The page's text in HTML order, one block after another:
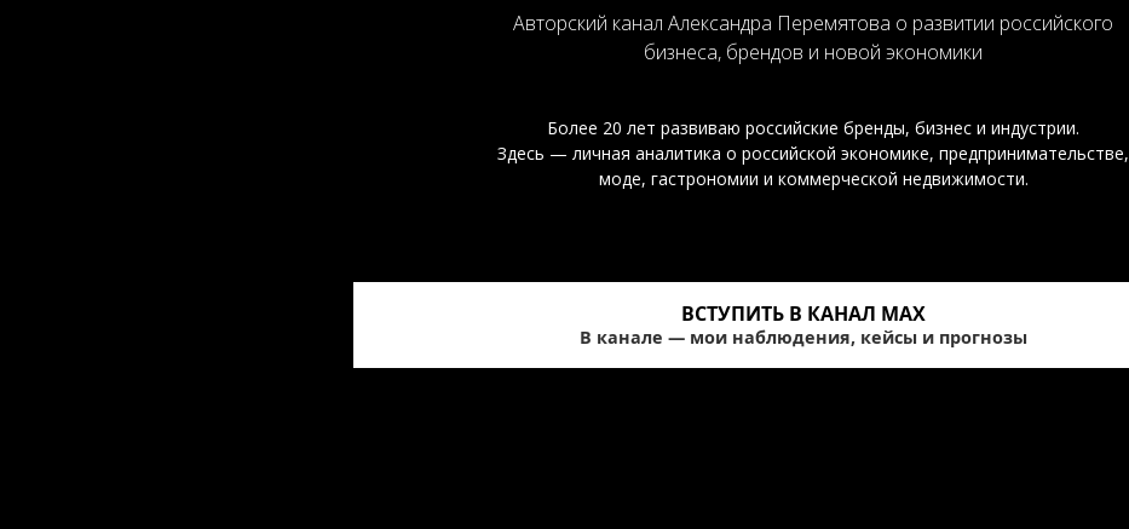
Авторский канал Александра Перемятова о развитии российского
бизнеса, брендов и новой экономики
Более 20 лет развиваю российские бренды, бизнес и индустрии.
Здесь — личная аналитика о российской экономике, предпринимательстве,
моде, гастрономии и коммерческой недвижимости.
ВСТУПИТЬ В КАНАЛ MAX
В канале — мои наблюдения, кейсы и прогнозы